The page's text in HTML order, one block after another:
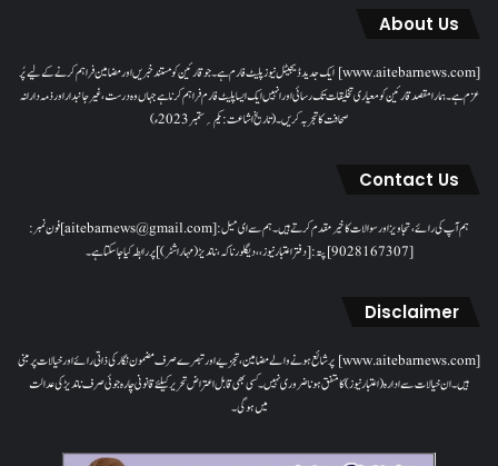
About Us
[www.aitebarnews.com] ایک جدید ڈیجیٹل نیوز پلیٹ فارم ہے۔ جو قارئین کو مستند خبریں اور مضامین فراہم کرنے کے لیے پُر
عزم ہے۔ ہمارا مقصدقارئین کو معیاری تخلیقات تک رسائی اور انہیں ایک ایسا پلیٹ فارم فراہم کرنا ہے جہاں وہ درست، غیر جانبدار اور ذمہ دارانہ
صحافت کا تجربہ کریں۔( تاریخ اشاعت : یکم؍ ستمبر 2023ء)
Contact Us
ہم آپ کی رائے، تجاویز اور سوالات کا خیرمقدم کرتے ہیں۔ ہم سےای میل: [aitebarnews@gmail.com]فون نمبر:
[9028167307]پتہ: [دفتر اعتبار نیوز، ، دیگلور ناکہ، ناندیڑ(مہاراشٹر) ] پر رابطہ کیا جاسکتا ہے۔
Disclaimer
[www.aitebarnews.com] پر شائع ہونے والے مضامین، تجزیے اور تبصرے صرف مضمون نگار کی ذاتی رائے اور خیالات پر مبنی
ہیں۔ ان خیالات سے ادارہ (اعتبار نیوز) کا متفق ہونا ضروری نہیں۔ کسی بھی قابل اعتراض تحریر کیلئے قانونی چارہ جوئی صرف ناندیڑ کی عدالت
میں ہوگی۔